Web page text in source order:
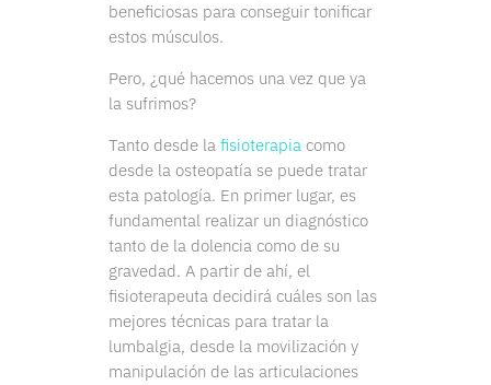
beneficiosas para conseguir tonificar
estos músculos.
Pero, ¿qué hacemos una vez que ya
la sufrimos?
Tanto desde la fisioterapiacomo
desde la osteopatía se puede tratar
esta patología. En primer lugar, es
fundamental realizar un diagnóstico
tanto de la dolencia como de su
gravedad. A partir de ahí, el
fisioterapeuta decidirá cuáles son las
mejores técnicas para tratar la
lumbalgia, desde la movilización y
manipulación de las articulaciones